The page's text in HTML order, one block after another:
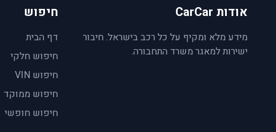
אודות CarCar
מידע מלא ומקיף על כל רכב בישראל. חיבור
ישירות למאגר משרד התחבורה.
חיפוש
דף הבית
חיפוש חלקי
חיפוש VIN
חיפוש ממוקד
חיפוש חופשי